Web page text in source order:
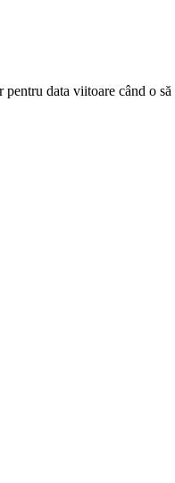
data viitoare când o să